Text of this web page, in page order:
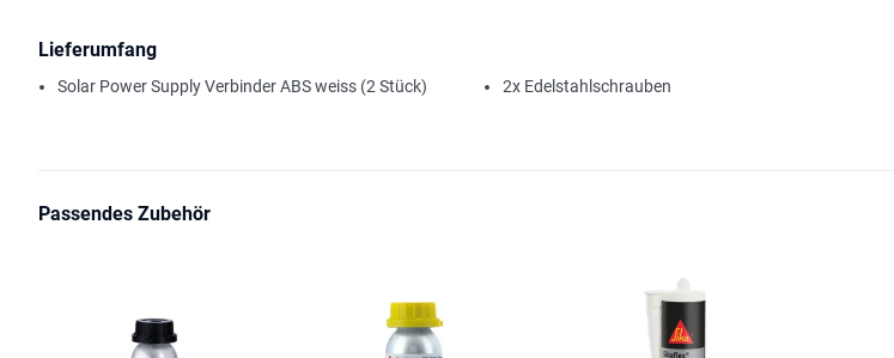
Lieferumfang
Solar Power Supply Verbinder ABS weiss (2 Stück) 2x Edelstahlschrauben
Passendes Zubehör